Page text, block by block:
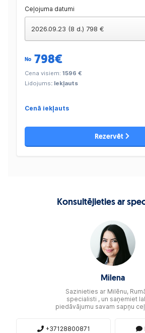
Ceļojuma datumi
2026.09.23 (8 d.) 798 €
No 798€
Cena visiem: 1596 €
Lidojums: Iekļauts
Cenā iekļauts
Rezervēt
Konsultējieties ar
Milena
Sazinieties ar Milēnu,
specialisti , un saņemiet
piedāvājumu savam sapņu
+37128800871